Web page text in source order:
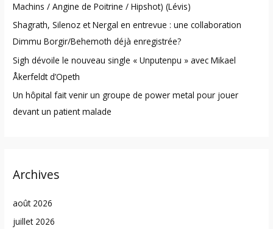
:Machins / Angine de Poitrine / Hipshot) (Lévis)
Shagrath, Silenoz et Nergal en entrevue : une collaboration
Dimmu Borgir/Behemoth déjà enregistrée?
Sigh dévoile le nouveau single « Unputenpu » avec Mikael
Åkerfeldt d’Opeth
Un hôpital fait venir un groupe de power metal pour jouer
devant un patient malade
Archives
août 2026
juillet 2026